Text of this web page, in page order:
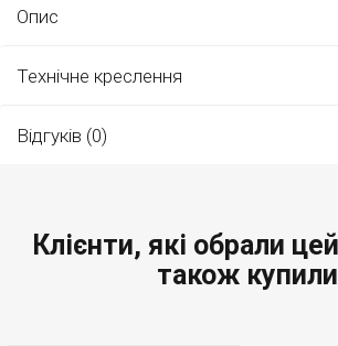
Опис
Технічне креслення
Відгуків (0)
Клієнти, які обрали
також купили